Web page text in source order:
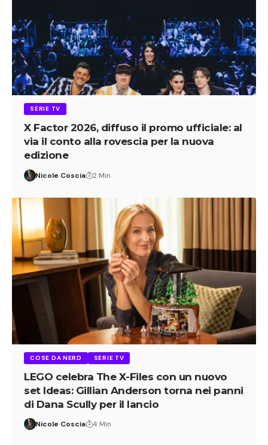
SERIE TV
X Factor 2026, diffuso il promo ufficiale: al
via il conto alla rovescia per la nuova
edizione
Nicole Coscia 2 Min
COSE DA NERD SERIE TV
LEGO celebra The X-Files con un nuovo
set Ideas: Gillian Anderson torna nei panni
di Dana Scully per il lancio
Nicole Coscia 4 Min